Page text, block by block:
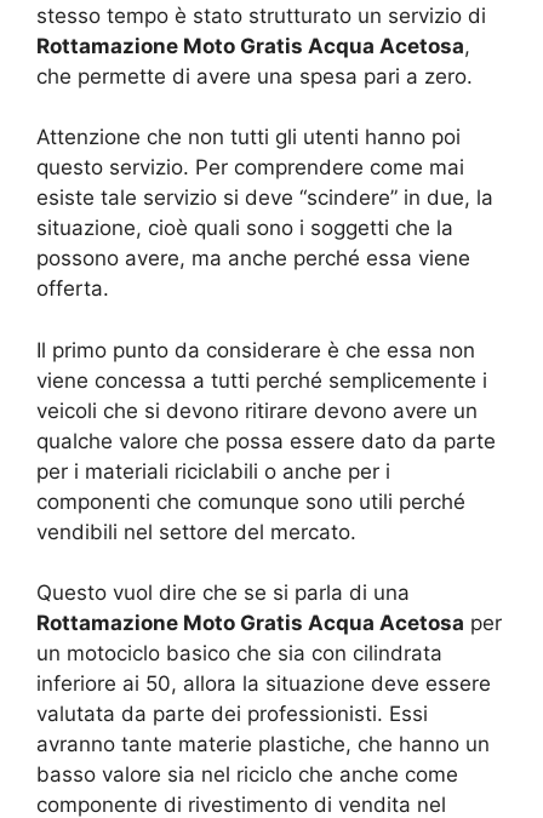
stesso tempo è stato strutturato un servizio di
Rottamazione Moto Gratis Acqua Acetosa,
che permette di avere una spesa pari a zero.
Attenzione che non tutti gli utenti hanno poi
questo servizio. Per comprendere come mai
esiste tale servizio si deve “scindere” in due, la
situazione, cioè quali sono i soggetti che la
possono avere, ma anche perché essa viene
offerta.
Il primo punto da considerare è che essa non
viene concessa a tutti perché semplicemente i
veicoli che si devono ritirare devono avere un
qualche valore che possa essere dato da parte
per i materiali riciclabili o anche per i
componenti che comunque sono utili perché
vendibili nel settore del mercato.
Questo vuol dire che se si parla di una
Rottamazione Moto Gratis Acqua Acetosa per
un motociclo basico che sia con cilindrata
inferiore ai 50, allora la situazione deve essere
valutata da parte dei professionisti. Essi
avranno tante materie plastiche, che hanno un
basso valore sia nel riciclo che anche come
componente di rivestimento di vendita nel